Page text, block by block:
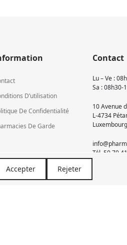
D’utilisation
De Confidentialité
De Garde
Contact
Lu – Ve :
Sa : 08h30-
10 Avenue
L-4734
Luxembourg
Tél. 50 70 41
Accepter Rejeter